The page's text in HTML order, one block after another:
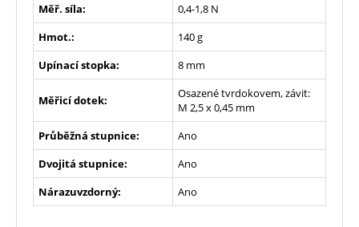
Měř. síla:
0,4-1,8 N
Hmot.:
140 g
Upínací stopka:
8 mm
Měřicí dotek:
Osazené tvrdokovem, závit:
M 2,5 x 0,45 mm
Průběžná stupnice:
Ano
Dvojitá stupnice:
Ano
Nárazuvzdorný:
Ano